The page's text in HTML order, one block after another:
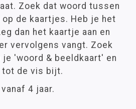
Zoek dat woord tussen
op de kaartjes. Heb je het
dan het kaartje aan en
vervolgens vangt. Zoek
'woord & beeldkaart' en
tot de vis bijt.
4 jaar.